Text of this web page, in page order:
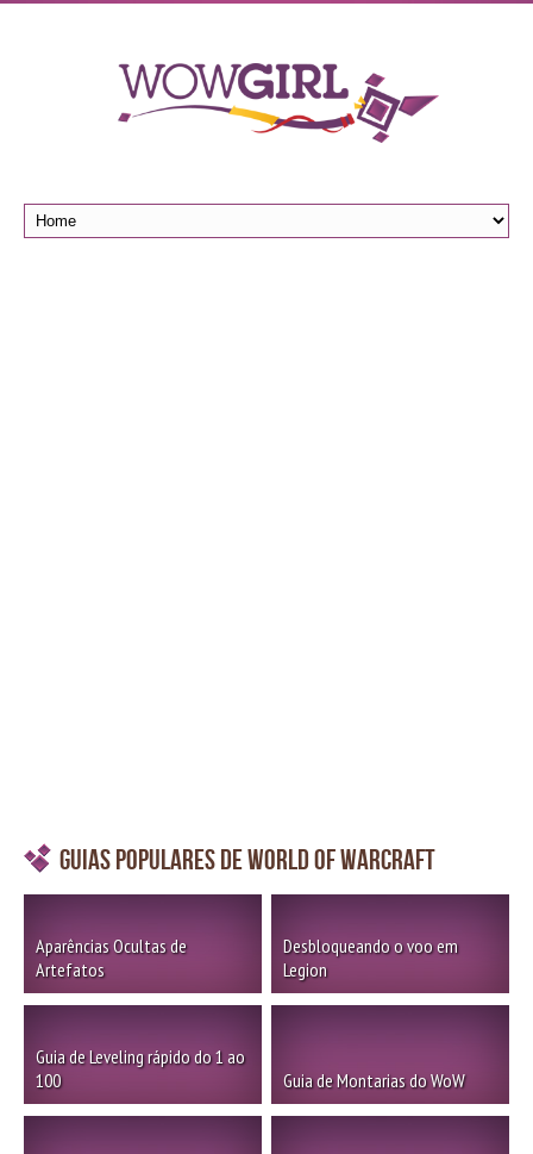
Guias Populares de World of Warcraft
Aparências Ocultas de
Artefatos
Desbloqueando o voo em
Legion
Guia de Leveling rápido do 1 ao
100
Guia de Montarias do WoW